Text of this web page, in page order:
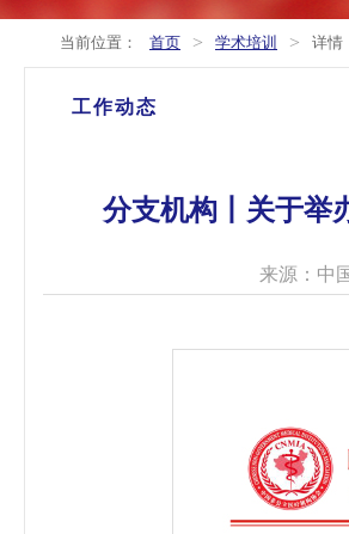
当前位置： 首页 > 学术培训 > 详情
工作动态
分支机构丨关于举
来源：中